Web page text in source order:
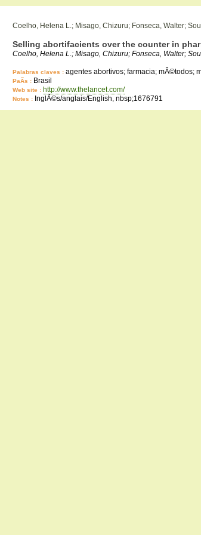
Coelho, Helena L.; Misago, Chizuru; Fonseca, Walter;
Selling abortifacients over the counter in
Coelho, Helena L.; Misago, Chizuru; Fonseca, Walter;
Palabras claves : agentes abortivos; farmacia; mÃ©todos;
PaÃ­s : Brasil
Web site : http://www.thelancet.com/
Notes : InglÃ©s/anglais/English, nbsp;1676791